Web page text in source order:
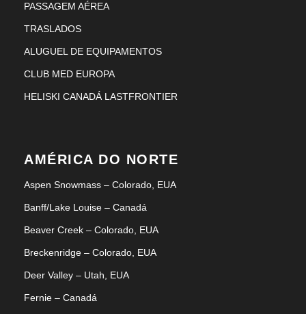
PASSAGEM AÉREA
TRASLADOS
ALUGUEL DE EQUIPAMENTOS
CLUB MED EUROPA
HELISKI CANADÁ LASTFRONTIER
AMÉRICA DO NORTE
Aspen Snowmass – Colorado, EUA
Banff/Lake Louise – Canadá
Beaver Creek – Colorado, EUA
Breckenridge – Colorado, EUA
Deer Valley – Utah, EUA
Fernie – Canadá